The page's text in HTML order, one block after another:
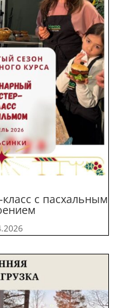
с пасхальным